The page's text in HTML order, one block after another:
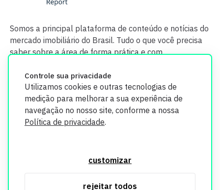
Controle sua privacidade
Utilizamos cookies e outras tecnologias de
medição para melhorar a sua experiência de
navegação no nosso site, conforme a nossa
Política de privacidade.
customizar
rejeitar todos
Somos a principal plataforma de conteúdo e notícias do
mercado imobiliário do Brasil. Tudo o que você precisa
saber sobre a área de forma prática e com
segurança. Todos os dados coletados em nosso site são
utilizados exclusivamente para fins de aprimoramento de
informações, consulte nossa Política de Privacidade.